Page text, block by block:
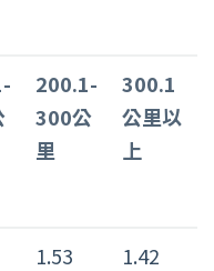
200.1-
300公
里
300.1
公里以
上
1.53 1.42